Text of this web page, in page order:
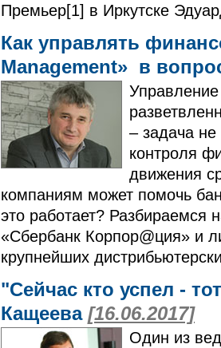
Премьер[1] в Иркутске
Как управлять
Mаnаgement» в
– задача не
контроля
движения
компаниям может помочь
это работает? Разбираемся
«Сбербанк Корпор@ция» и
крупнейших
"Сейчас кто успел -
Кащеева [16.06.2017]
Один из